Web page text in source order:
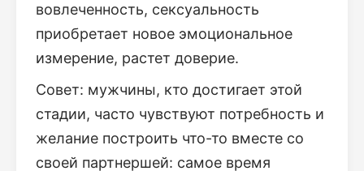
вовлеченность, сексуальность
приобретает новое эмоциональное
измерение, растет доверие.
Совет: мужчины, кто достигает этой
стадии, часто чувствуют потребность и
желание построить что-то вместе со
своей партнершей: самое время